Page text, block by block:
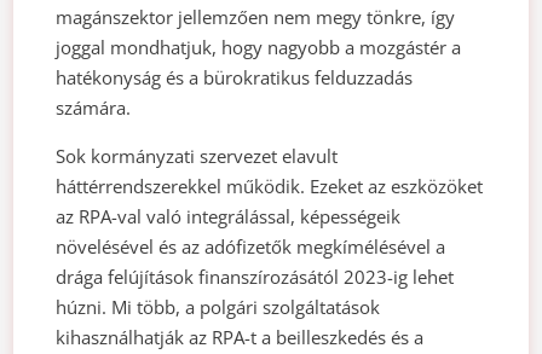
magánszektor jellemzően nem megy tönkre, így
joggal mondhatjuk, hogy nagyobb a mozgástér a
hatékonyság és a bürokratikus felduzzadás
számára.
Sok kormányzati szervezet elavult
háttérrendszerekkel működik. Ezeket az eszközöket
az RPA-val való integrálással, képességeik
növelésével és az adófizetők megkímélésével a
drága felújítások finanszírozásától 2023-ig lehet
húzni. Mi több, a polgári szolgáltatások
kihasználhatják az RPA-t a beilleszkedés és a